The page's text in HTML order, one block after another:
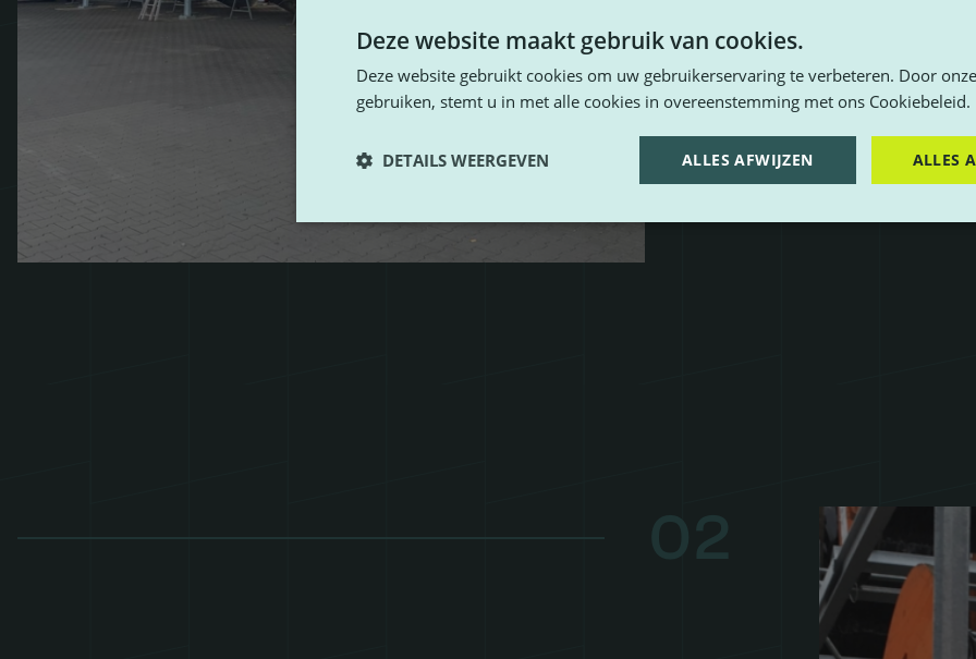
Deze website maakt gebruik van cookies.
Deze website gebruikt cookies om uw gebruikerservaring te verbeteren. Door
gebruiken, stemt u in met alle cookies in overeenstemming met ons Cookiebeleid.
ALLES
ALLES AFWIJZEN
DETAILS WEERGEVEN